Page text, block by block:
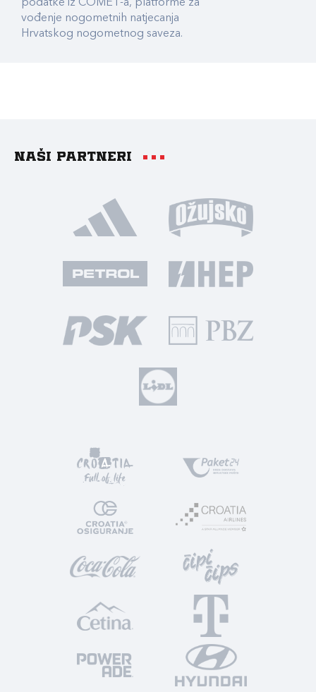
podatke iz COMET-a, platforme za
vođenje nogometnih natjecanja
Hrvatskog nogometnog saveza.
Naši partneri